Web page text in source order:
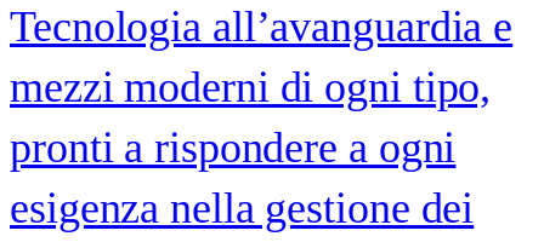
Tecnologia all’avanguardia e
mezzi moderni di ogni tipo,
pronti a rispondere a ogni
esigenza nella gestione dei